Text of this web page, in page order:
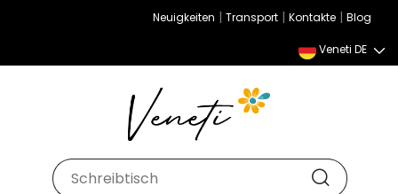
Neuigkeiten | Transport | Kontakte | Blog
Veneti DE